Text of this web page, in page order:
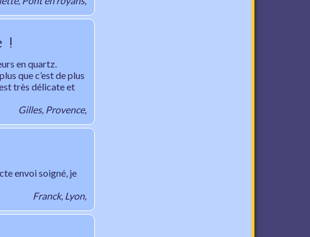
!
en quartz.
que c’est de plus
très délicate et
Gilles, Provence,
envoi soigné, je
Franck, Lyon,